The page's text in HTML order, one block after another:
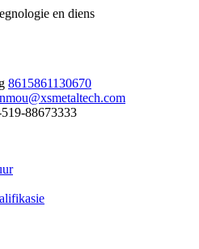
en diens
8615861130670
88673333